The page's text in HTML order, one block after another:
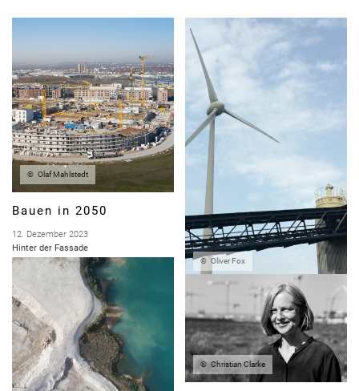
Olaf Mahlstedt
Bauen in 2050
12. Dezember 2023
Hinter der Fassade
Oliver Fox
Eine Frage der
Verantwortung
15. November 2023
Hinter der Fassade
Christian Clarke